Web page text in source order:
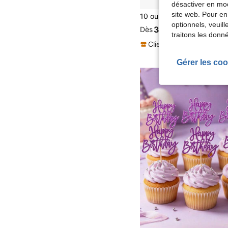
Dès3,28€
Clients très fidèles
désactiver en
site web. Pour
optionnels,
traitons les
Gérer les